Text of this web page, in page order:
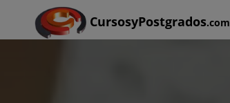
CursosyPostgrados.com